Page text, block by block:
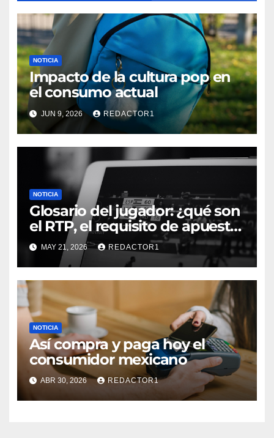
NOTICIA
Impacto de la cultura pop en
el consumo actual
JUN 9, 2026 REDACTOR1
NOTICIA
Glosario del jugador: ¿qué son
el RTP, el requisito de apuesta,
los giros gratis y la volatilidad?
MAY 21, 2026 REDACTOR1
NOTICIA
Así compra y paga hoy el
consumidor mexicano
ABR 30, 2026 REDACTOR1